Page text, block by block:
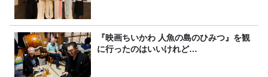
『映画ちいかわ 人魚の島のひみつ』を観
に行ったのはいいけれど…